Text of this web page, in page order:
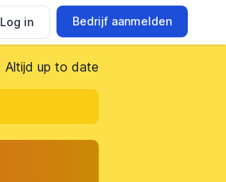
Log in Bedrijf aanmelden
Altijd up to date